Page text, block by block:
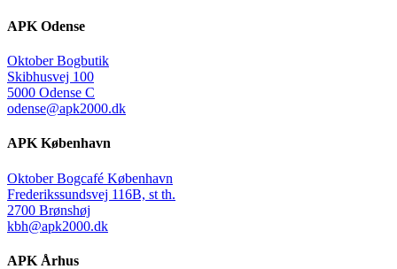
APK Odense
Oktober Bogbutik
Skibhusvej 100
5000 Odense C
odense@apk2000.dk
APK København
Oktober Bogcafé København
Frederikssundsvej 116B, st th.
2700 Brønshøj
kbh@apk2000.dk
APK Århus